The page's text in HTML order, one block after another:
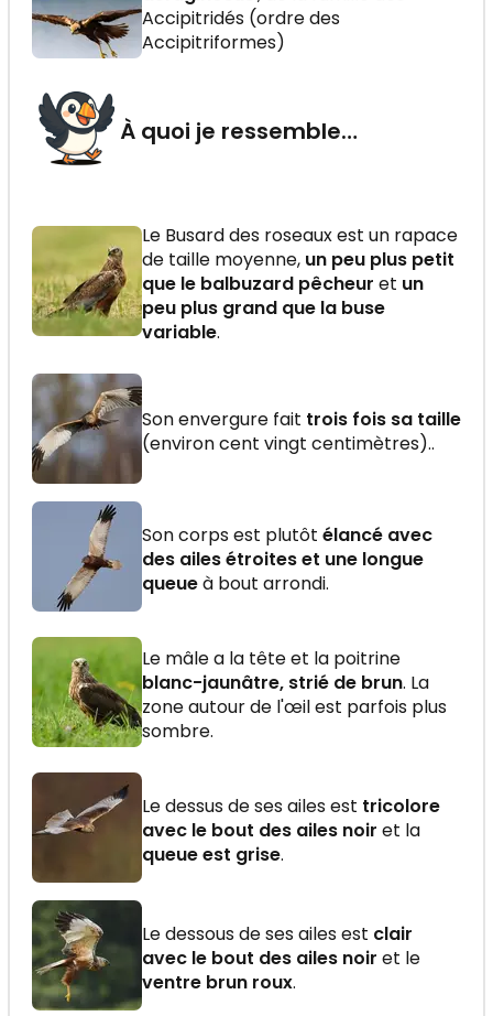
Accipitridés (ordre des
Accipitriformes)
À quoi je ressemble…
Le Busard des roseaux est un rapace
de taille moyenne, un peu plus petit
que le balbuzard pêcheur et un
peu plus grand que la buse
variable.
Son envergure fait trois fois sa taille
(environ cent vingt centimètres)..
Son corps est plutôt élancé avec
des ailes étroites et une longue
queueà bout arrondi.
Le mâle a la tête et la poitrine
blanc-jaunâtre, strié de brun. La
zone autour de l'œil est parfois plus
sombre.
Le dessus de ses ailes est tricolore
avec le bout des ailes noir et la
queue est grise.
Le dessous de ses ailes est clair
avec le bout des ailes noir et le
ventre brun roux.